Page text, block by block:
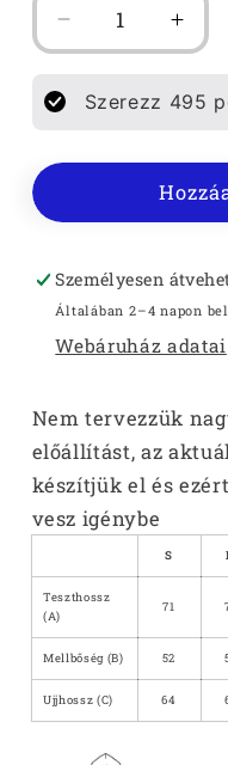
FÉRFI
KARIBAN
KAPUCNIS
mennyiségének
csökkentése
Szerezz 495
Személyesen
Általában 2–4 napon
Webáruház adatai
Nem tervezzük
előállítást, az
készítjük el és
vesz igénybe
S
Teszthossz
(A)
71
Mellbőség (B) 52
Ujjhossz (C) 64